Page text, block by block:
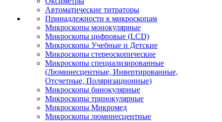
Автоматические титраторы
Принадлежности к микроскопам
Микроскопы монокулярные
Микроскопы цифровые (LCD)
Микроскопы Учебные и Детские
Микроскопы стереоскопические
Микроскопы специализированные
(Люминесцентные, Инвертированные,
Отсчетные, Поляризационные)
Микроскопы бинокулярные
Микроскопы тринокулярные
Микроскопы Микромед
Микроскопы люминесцентные